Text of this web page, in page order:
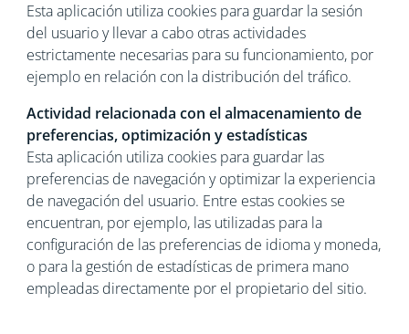
Esta aplicación utiliza cookies para guardar la sesión
del usuario y llevar a cabo otras actividades
estrictamente necesarias para su funcionamiento, por
ejemplo en relación con la distribución del tráfico.
Actividad relacionada con el almacenamiento de
preferencias, optimización y estadísticas
Esta aplicación utiliza cookies para guardar las
preferencias de navegación y optimizar la experiencia
de navegación del usuario. Entre estas cookies se
encuentran, por ejemplo, las utilizadas para la
configuración de las preferencias de idioma y moneda,
o para la gestión de estadísticas de primera mano
empleadas directamente por el propietario del sitio.